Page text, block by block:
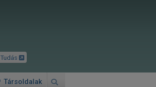
Tudás
Társoldalak